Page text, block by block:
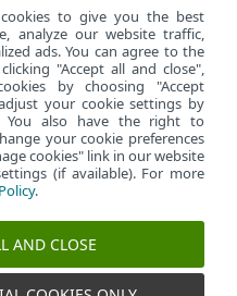
to give you the best
analyze our website traffic,
ads. You can agree to the
"Accept all and close",
by choosing "Accept
your cookie settings by
You also have the right to
your cookie preferences
cookies" link in our website
(if available). For more
.
AND CLOSE